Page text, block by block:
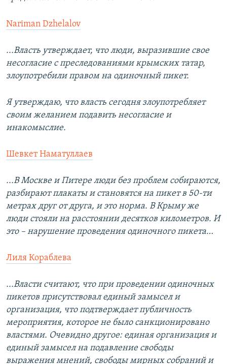
Nariman Dzhelalov
...Власть утверждает, что люди, выразившие свое
несогласие с преследованиями крымских татар,
злоупотребили правом на одиночный пикет.
Я утверждаю, что власть сегодня злоупотребляет
своим желанием подавить несогласие и
инакомыслие.
Шевкет Наматуллаев
...В Москве и Питере люди без проблем собираются,
разбирают плакаты и становятся на пикет в 50-ти
метрах друг от друга, и это норма. В Крыму же
люди стояли на расстоянии десятков километров. И
это – нарушение проведения одиночного пикета…
Лиля Кораблева
...Власти считают, что при проведении одиночных
пикетов присутствовал единый замысел и
организация, что подтверждает публичность
мероприятия, которое не было санкционировано
властями. Очевидно другое: единая организация и
единый замысел на подавление свободы
выражения мнений, свободы мирных собраний и